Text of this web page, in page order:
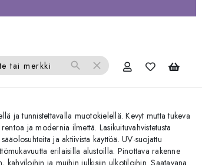
tai merkki search close
ja tunnistettavalla muotokielellä. Kevyt mutta tukeva
ja modernia ilmettä. Lasikuituvahvistetusta
ja aktiivista käyttöä. UV-suojattu
erilaisilla alustoilla. Pinottava rakenne
kahviloihin ja muihin julkisiin ulkotiloihin. Saatavana